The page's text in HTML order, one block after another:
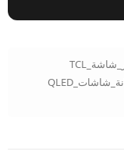
#صيانة_شاشات_TCL #TCL_Egypt_Service #تغيير_شاشة_TCL
#تصليح_شاشة_TCL #قطع_غيار_TCL_الأصلية #صيانة_شاشات_QLED